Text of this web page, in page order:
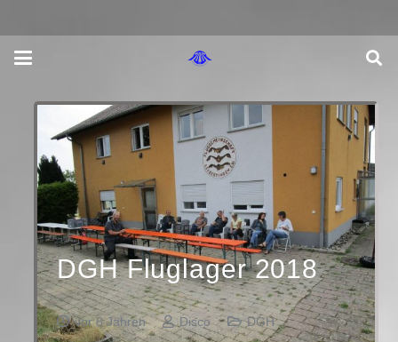
DGH Fluglager 2018
vor 8 Jahren Disco DGH